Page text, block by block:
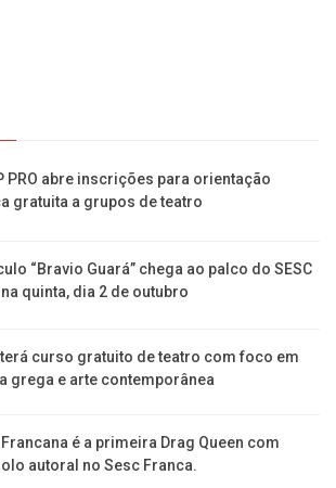
PRO abre inscrições para orientação
gratuita a grupos de teatro
“Bravio Guará” chega ao palco do SESC
quinta, dia 2 de outubro
curso gratuito de teatro com foco em
grega e arte contemporânea
é a primeira Drag Queen com
autoral no Sesc Franca.